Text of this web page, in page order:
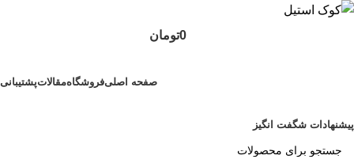
0تومان
صفحه اصلیفروشگاهمقالاتپشتیبانی
پیشنهادات شگفت انگیز